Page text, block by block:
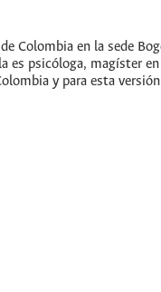
Colombia en la sede
es psicóloga, magíster
y para esta